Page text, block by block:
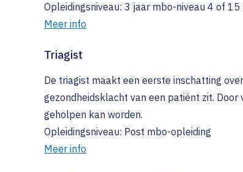
Opleidingsniveau: 3 jaar mbo-niveau 4 of
Meer info
Triagist
De triagist maakt een eerste inschatting
gezondheidsklacht van een patiënt zit.
geholpen kan worden.
Opleidingsniveau: Post mbo-opleiding
Meer info